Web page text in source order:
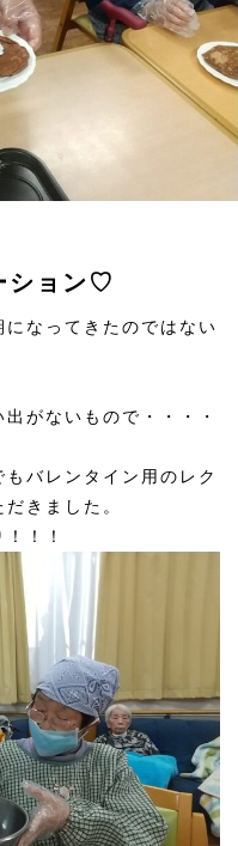
ション♡
なってきたのではない
がないもので・・・・
バレンタイン用のレク
きました。
！！